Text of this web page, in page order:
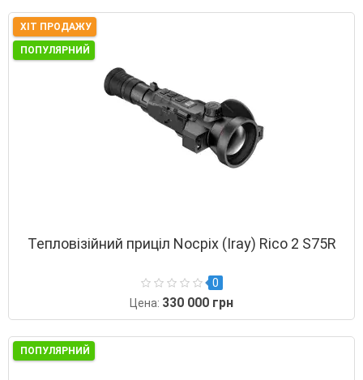
ХІТ ПРОДАЖУ
ПОПУЛЯРНИЙ
Тепловізійний приціл Nocpix (Iray) Rico 2 S75R
0
Цена: 330 000 грн
ПОПУЛЯРНИЙ